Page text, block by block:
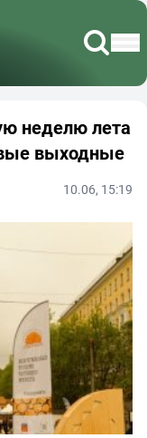
неделю лета
выходные
10.06, 15:19